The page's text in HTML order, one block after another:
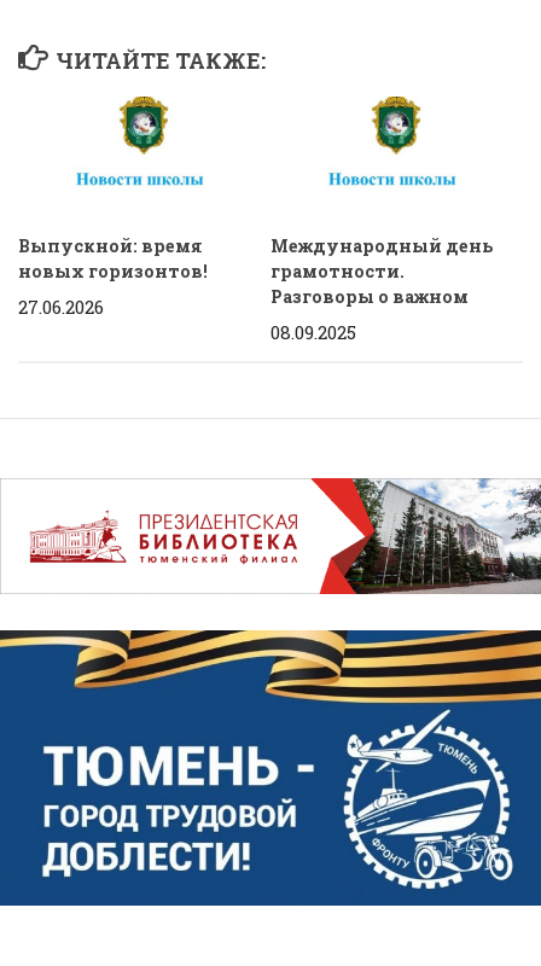
ЧИТАЙТЕ ТАКЖЕ:
Выпускной: время
новых горизонтов!
27.06.2026
Международный день
грамотности.
Разговоры о важном
08.09.2025